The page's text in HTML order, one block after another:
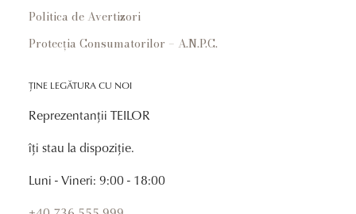
Politica de Avertizori
Protecția Consumatorilor – A.N.P.C.
ȚINE LEGĂTURA CU NOI
Reprezentanții TEILOR
îți stau la dispoziție.
Luni - Vineri: 9:00 - 18:00